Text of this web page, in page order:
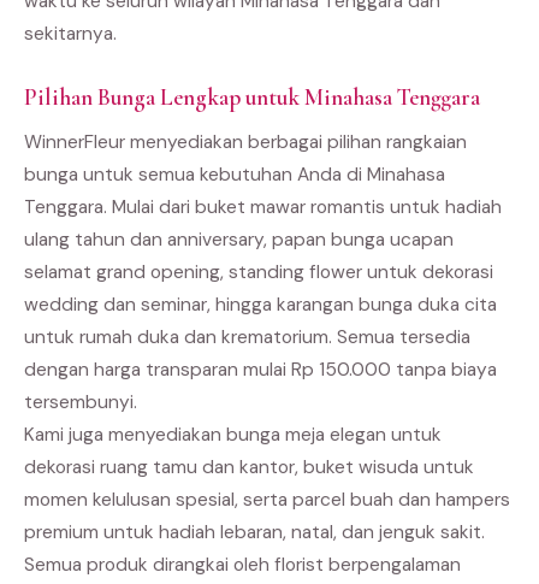
sekitarnya.
Pilihan Bunga Lengkap untuk Minahasa Tenggara
WinnerFleur menyediakan berbagai pilihan rangkaian
bunga untuk semua kebutuhan Anda di Minahasa
Tenggara. Mulai dari buket mawar romantis untuk hadiah
ulang tahun dan anniversary, papan bunga ucapan
selamat grand opening, standing flower untuk dekorasi
wedding dan seminar, hingga karangan bunga duka cita
untuk rumah duka dan krematorium. Semua tersedia
dengan harga transparan mulai Rp 150.000 tanpa biaya
tersembunyi.
Kami juga menyediakan bunga meja elegan untuk
dekorasi ruang tamu dan kantor, buket wisuda untuk
momen kelulusan spesial, serta parcel buah dan hampers
premium untuk hadiah lebaran, natal, dan jenguk sakit.
Semua produk dirangkai oleh florist berpengalaman